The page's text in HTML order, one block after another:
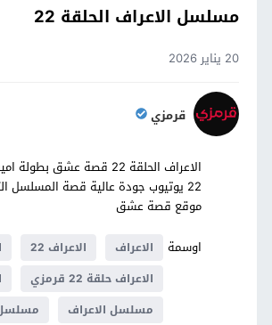
مسلسل الاعراف الحلقة 22
20 يناير 2026
قرمزي
موقع قصة عشق
اوسمة
الاعراف الاعراف 22
الاعراف حلقة 22 قرمزي
مسلسل الاعراف
مسلسل